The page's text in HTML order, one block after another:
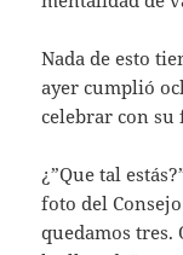
Nada de esto
ayer cumplió
celebrar con su
¿”Que tal
foto del
quedamos tres.